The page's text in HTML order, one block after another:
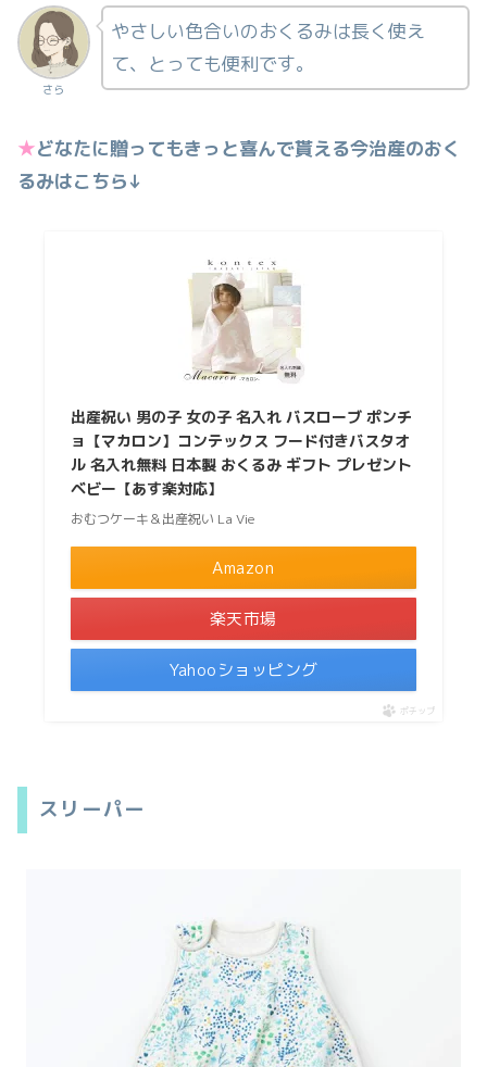
さら
やさしい色合いのおくるみは長く使え
て、とっても便利です。
★どなたに贈ってもきっと喜んで貰える今治産のおく
るみはこちら↓
出産祝い 男の子 女の子 名入れ バスローブ ポンチ
ョ【マカロン】コンテックス フード付きバスタオ
ル 名入れ無料 日本製 おくるみ ギフト プレゼント
ベビー【あす楽対応】
おむつケーキ＆出産祝い La Vie
Amazon
楽天市場
Yahooショッピング
ポチップ
スリーパー